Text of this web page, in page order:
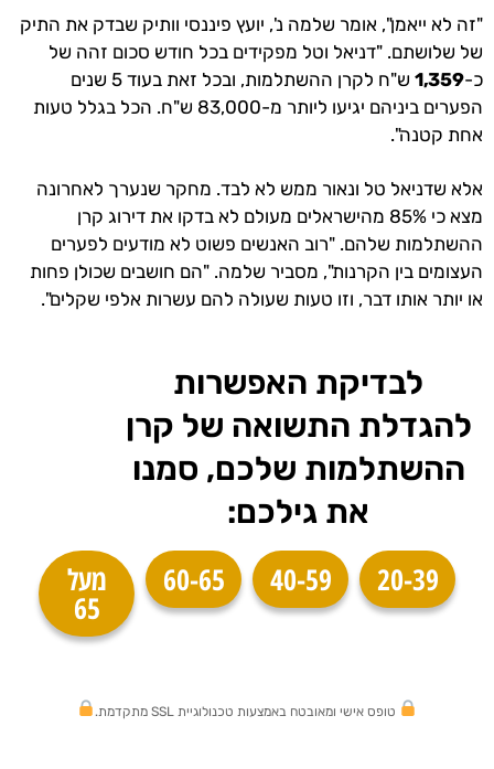
"זה לא ייאמן", אומר שלמה נ', יועץ פיננסי וותיק שבדק את התיק
של שלושתם. "דניאל וטל מפקידים בכל חודש סכום זהה של
כ-1,359
ש"ח לקרן ההשתלמות, ובכל זאת בעוד 5 שנים
הפערים ביניהם יגיעו ליותר מ-83,000 ש"ח. הכל בגלל טעות
אחת קטנה".
אלא שדניאל טל ונאור ממש לא לבד. מחקר שנערך לאחרונה
מצא כי 85% מהישראלים מעולם לא בדקו את דירוג קרן
ההשתלמות שלהם. "רוב האנשים פשוט לא מודעים לפערים
העצומים בין הקרנות", מסביר שלמה. "הם חושבים שכולן פחות
או יותר אותו דבר, וזו טעות שעולה להם עשרות אלפי שקלים".
לבדיקת האפשרות
להגדלת התשואה של קרן
ההשתלמות שלכם, סמנו
את גילכם:
20-39
40-59
60-65 מעל
65
טופס אישי ומאובטח באמצעות טכנולוגיית SSL מתקדמת.